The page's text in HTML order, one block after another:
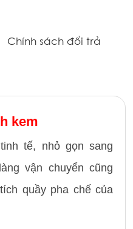
Chính sách đổi trả
kem
tế, nhỏ gọn sang
vận chuyển cũng
quầy pha chế của